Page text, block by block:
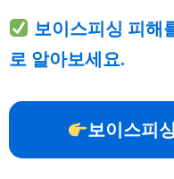
보이스피싱 피해
로 알아보세요.
보이스피